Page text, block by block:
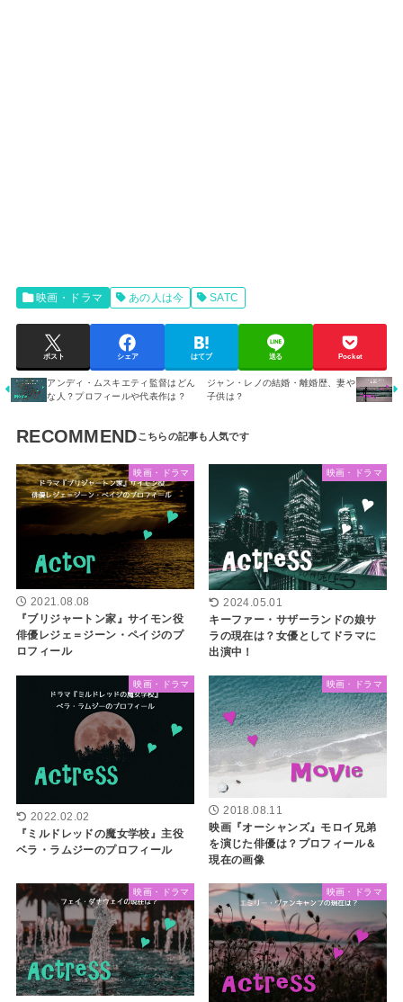
映画・ドラマ あの人は今 SATC
ポスト シェア はてブ 送る Pocket
アンディ・ムスキエティ監督はどん
な人？プロフィールや代表作は？
ジャン・レノの結婚・離婚歴、妻や
子供は？
RECOMMEND
映画・ドラマ
2021.08.08
『ブリジャートン家』サイモン役
俳優レジェ＝ジーン・ペイジのプ
ロフィール
映画・ドラマ
2024.05.01
キーファー・サザーランドの娘サ
ラの現在は？女優としてドラマに
出演中！
映画・ドラマ
2022.02.02
『ミルドレッドの魔女学校』主役
ベラ・ラムジーのプロフィール
映画・ドラマ
2018.08.11
映画『オーシャンズ』モロイ兄弟
を演じた俳優は？プロフィール＆
現在の画像
映画・ドラマ 映画・ドラマ